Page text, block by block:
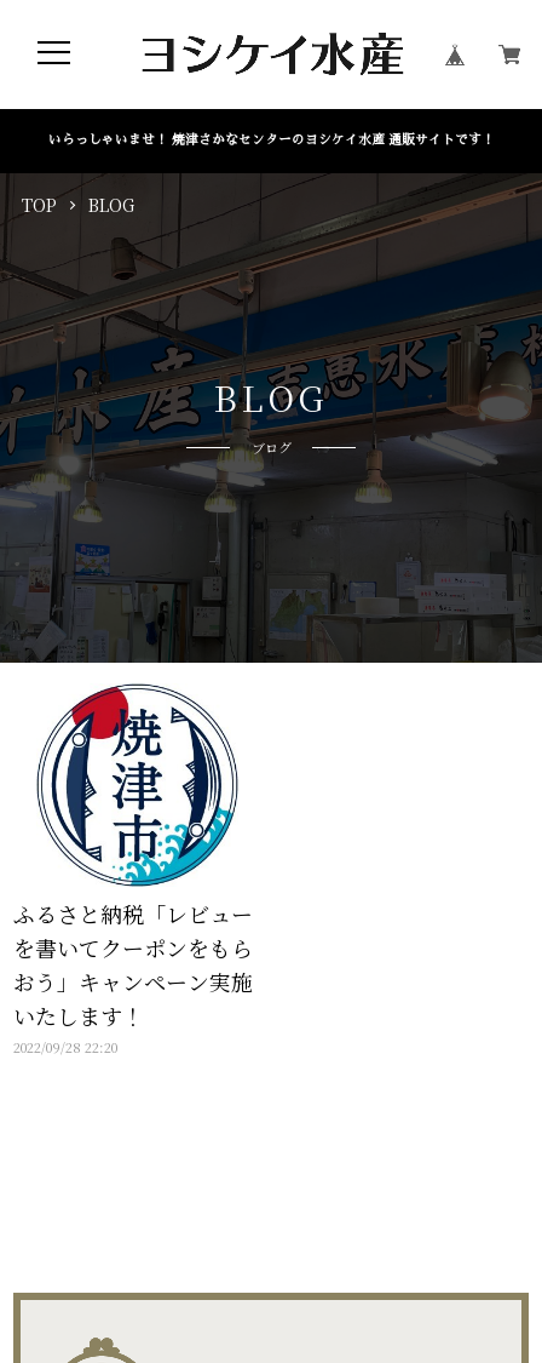
いらっしゃいませ！ 焼津さかなセンターのヨシケイ水産 通販サイトです！
BLOG
ブログ
TOP BLOG
ふるさと納税「レビュー
を書いてクーポンをもら
おう」キャンペーン実施
いたします！
2022/09/28 22:20